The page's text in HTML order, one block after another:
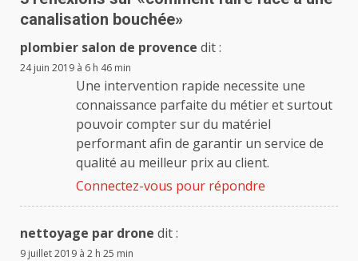
canalisation bouchée»
plombier salon de provence dit :
24 juin 2019 à 6 h 46 min
Une intervention rapide necessite une
connaissance parfaite du métier et surtout
pouvoir compter sur du matériel
performant afin de garantir un service de
qualité au meilleur prix au client.
Connectez-vous pour répondre
nettoyage par drone dit :
9 juillet 2019 à 2 h 25 min